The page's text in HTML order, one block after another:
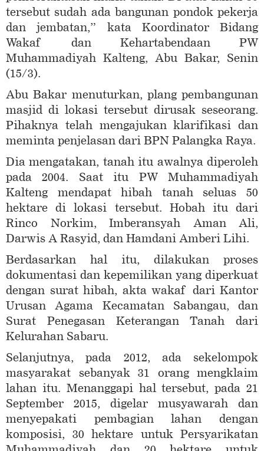
tersebut sudah ada bangunan pondok pekerja
dan jembatan,” kata Koordinator Bidang
Wakaf dan Kehartabendaan PW
Muhammadiyah Kalteng, Abu Bakar, Senin
(15/3).
Abu Bakar menuturkan, plang pembangunan
masjid di lokasi tersebut dirusak seseorang.
Pihaknya telah mengajukan klarifikasi dan
meminta penjelasan dari BPN Palangka Raya.
Dia mengatakan, tanah itu awalnya diperoleh
pada 2004. Saat itu PW Muhammadiyah
Kalteng mendapat hibah tanah seluas 50
hektare di lokasi tersebut. Hobah itu dari
Rinco Norkim, Imberansyah Aman Ali,
Darwis A Rasyid, dan Hamdani Amberi Lihi.
Berdasarkan hal itu, dilakukan proses
dokumentasi dan kepemilikan yang diperkuat
dengan surat hibah, akta wakaf dari Kantor
Urusan Agama Kecamatan Sabangau, dan
Surat Penegasan Keterangan Tanah dari
Kelurahan Sabaru.
Selanjutnya, pada 2012, ada sekelompok
masyarakat sebanyak 31 orang mengklaim
lahan itu. Menanggapi hal tersebut, pada 21
September 2015, digelar musyawarah dan
menyepakati pembagian lahan dengan
komposisi, 30 hektare untuk Persyarikatan